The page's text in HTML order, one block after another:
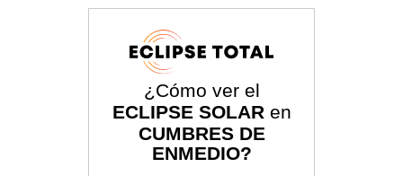
¿Cómo ver el
ECLIPSE SOLAR en
CUMBRES DE
ENMEDIO?